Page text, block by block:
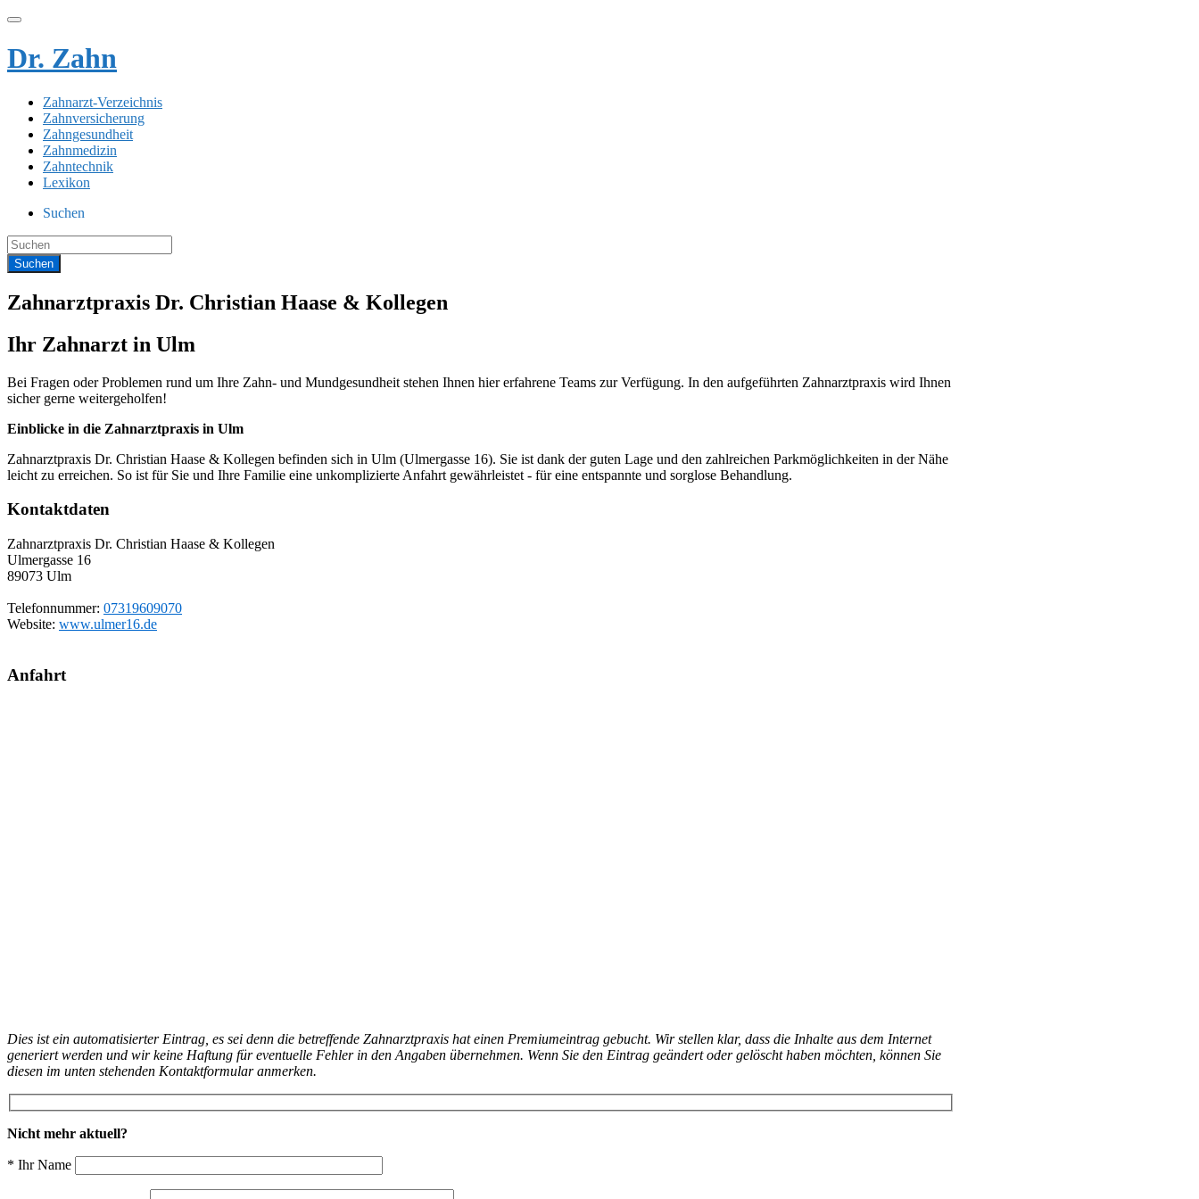
Dr. Zahn
Zahnarzt-Verzeichnis
Zahnversicherung
Zahngesundheit
Zahnmedizin
Zahntechnik
Lexikon
Suchen
Zahnarztpraxis Dr. Christian Haase & Kollegen
Ihr Zahnarzt in Ulm
Bei Fragen oder Problemen rund um Ihre Zahn- und Mundgesundheit stehen Ihnen hier erfahrene Teams zur Verfügung. In den aufgeführten Zahnarztpraxis wird Ihnen
sicher gerne weitergeholfen!
Einblicke in die Zahnarztpraxis in Ulm
Zahnarztpraxis Dr. Christian Haase & Kollegen befinden sich in Ulm (Ulmergasse 16). Sie ist dank der guten Lage und den zahlreichen Parkmöglichkeiten in der Nähe
leicht zu erreichen. So ist für Sie und Ihre Familie eine unkomplizierte Anfahrt gewährleistet - für eine entspannte und sorglose Behandlung.
Kontaktdaten
Zahnarztpraxis Dr. Christian Haase & Kollegen
Ulmergasse 16
89073 Ulm
Telefonnummer: 07319609070
Website: www.ulmer16.de
Anfahrt
Dies ist ein automatisierter Eintrag, es sei denn die betreffende Zahnarztpraxis hat einen Premiumeintrag gebucht. Wir stellen klar, dass die Inhalte aus dem Internet
generiert werden und wir keine Haftung für eventuelle Fehler in den Angaben übernehmen. Wenn Sie den Eintrag geändert oder gelöscht haben möchten, können Sie
diesen im unten stehenden Kontaktformular anmerken.
Nicht mehr aktuell?
* Ihr Name